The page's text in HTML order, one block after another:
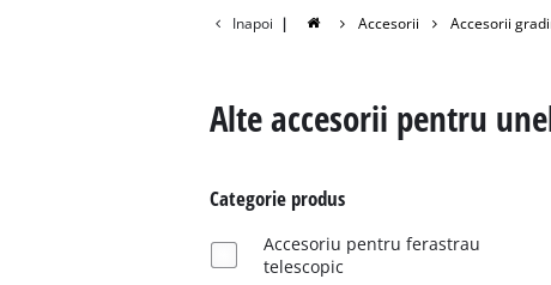
Inapoi | Accesorii Accesorii
Alte accesorii pentru
Categorie produs
Accesoriu pentru ferastrau
telescopic